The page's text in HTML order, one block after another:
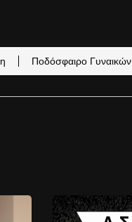
Ποδόσφαιρο Γυναικών